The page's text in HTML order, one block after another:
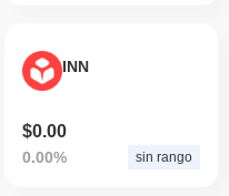
INN
$0.00
0.00% sin rango